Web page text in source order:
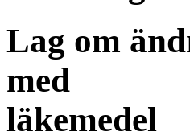
Lag om
med
läkemedel